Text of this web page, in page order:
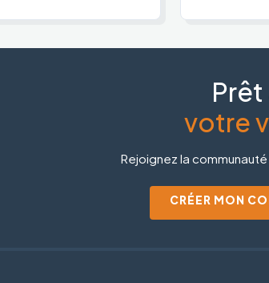
votre
Rejoignez la
CRÉER MON